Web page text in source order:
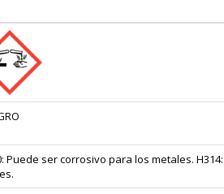
Puede ser corrosivo para los metales.